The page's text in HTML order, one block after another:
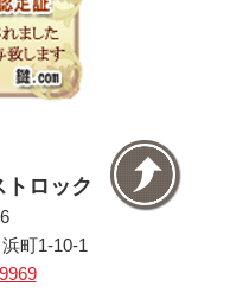
ロック
町1-10-1